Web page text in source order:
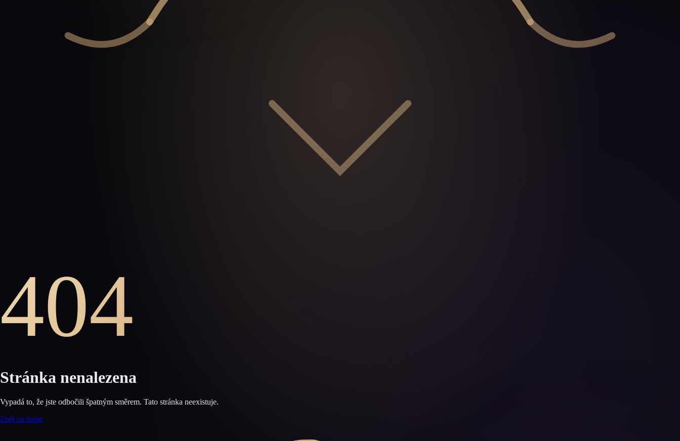
404
Stránka nenalezena
Vypadá to, že jste odbočili špatným směrem. Tato stránka neexistuje.
Zpět na úvod